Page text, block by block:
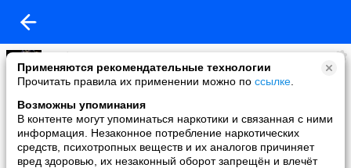
Применяются рекомендательные технологии
Прочитать правила их применении можно по ссылке
Возможны упоминания
В контенте могут упоминаться наркотики и связанная с ними
информация. Незаконное потребление наркотических
средств, психотропных веществ и их аналогов причиняет
вред здоровью, их незаконный оборот запрещён и влечёт
Любовь Платко
added a photo
07 May в 23:50